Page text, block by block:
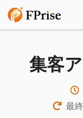
集客
最